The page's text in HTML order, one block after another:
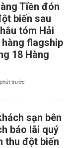
Tiền đón
biến sau
tóm Hải
flagship
18 Hàng
trước
sạn bên
báo lãi quý
thu đột biến